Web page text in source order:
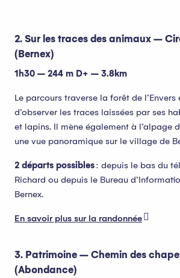
2. Sur les traces des animaux –
(Bernex)
1h30 – 244 m D+ – 3.8km
Le parcours traverse la forêt de l’Envers
d’observer les traces laissées par ses
et lapins. Il mène également à l’alpage
une vue panoramique sur le village de
2 départs possibles: depuis le bas du
Richard ou depuis le Bureau
Bernex.
En savoir plus sur la randonnée
3. Patrimoine – Chemin des
(Abondance)